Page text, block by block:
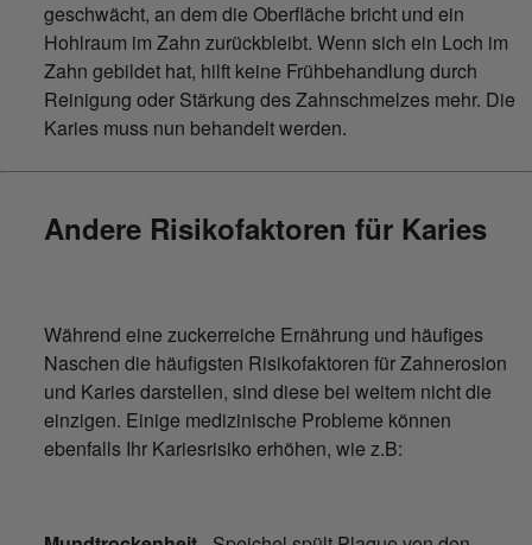
geschwächt, an dem die Oberfläche bricht und ein
Hohlraum im Zahn zurückbleibt. Wenn sich ein Loch im
Zahn gebildet hat, hilft keine Frühbehandlung durch
Reinigung oder Stärkung des Zahnschmelzes mehr. Die
Karies muss nun behandelt werden.
Andere Risikofaktoren für Karies
Während eine zuckerreiche Ernährung und häufiges
Naschen die häufigsten Risikofaktoren für Zahnerosion
und Karies darstellen, sind diese bei weitem nicht die
einzigen. Einige medizinische Probleme können
ebenfalls Ihr Kariesrisiko erhöhen, wie z.B: